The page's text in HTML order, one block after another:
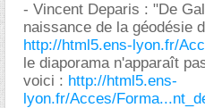
- Vincent Deparis : "De
naissance de la géodésie
http://html5.ens-lyon.fr/
le diaporama n'apparaît
voici : http://html5.ens-
lyon.fr/Acces/